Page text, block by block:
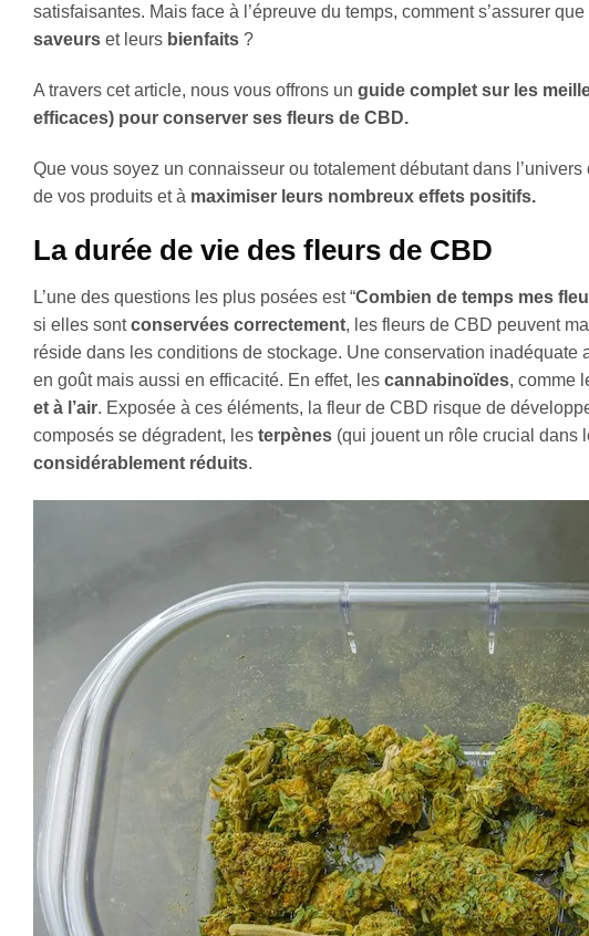
satisfaisantes. Mais face à l’épreuve du temps, comment s’assurer
saveurs et leurs bienfaits ?
A travers cet article, nous vous offrons un guide complet sur les
efficaces) pour conserver ses fleurs de CBD.
Que vous soyez un connaisseur ou totalement débutant dans
de vos produits et à maximiser leurs nombreux effets positifs.
La durée de vie des fleurs de CBD
L’une des questions les plus posées est “Combien de temps mes
si elles sontconservées correctement, les fleurs de CBD peuvent
réside dans les conditions de stockage. Une conservation
en goût mais aussi en efficacité. En effet, les cannabinoïdes, comme
et à l’air. Exposée à ces éléments, la fleur de CBD risque de
composés se dégradent, les terpènes (qui jouent un rôle crucial dans
considérablement réduits.